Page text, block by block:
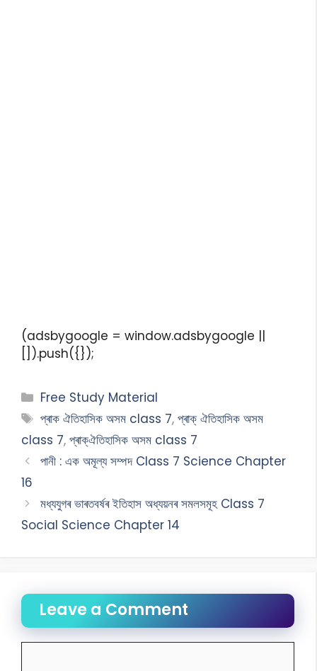
(adsbygoogle = window.adsbygoogle ||
[]).push({});
Free Study Material
প্ৰাক ঐতিহাসিক অসম class 7,প্ৰাক্ ঐতিহাসিক অসম
class 7, প্ৰাক্ঐতিহাসিক অসম class 7
পানী : এক অমূল্য সম্পদ Class 7 Science Chapter
16
মধ্যযুগৰ ভাৰতবৰ্ষৰ ইতিহাস অধ্যয়নৰ সমলসমূহ Class 7
Social Science Chapter 14
Leave a Comment